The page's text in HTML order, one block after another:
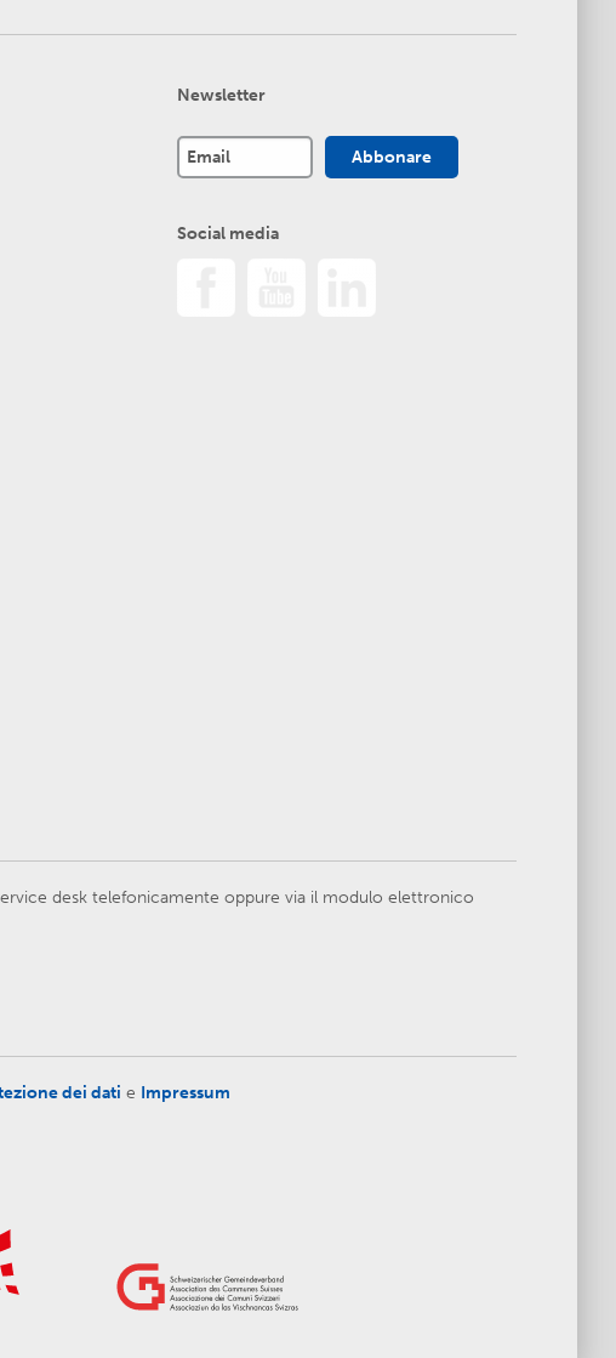
Newsletter
Social media
desk telefonicamente oppure via il modulo elettronico
dei dati e Impressum